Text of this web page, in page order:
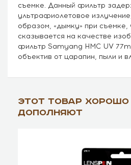
съемке. Данный фильтр
ультрафиолетовое
образом, «дымку» при
сказывается на качестве
фильтр Samyang HMC UV
объектив от царапин, пыли и
Этот товар хорошо
дополняют